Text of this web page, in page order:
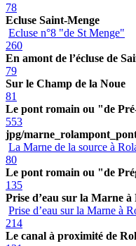
78
Ecluse Saint-Menge
Ecluse n°8 "de St Menge"
260
En amont de l’écluse de
79
Sur le Champ de la Noue
81
Le pont romain ou "de
553
jpg/
La Marne de la source à
80
Le pont romain ou "de
135
Prise d’eau sur la Marne
Prise d’eau sur la Marne à
214
Le canal à proximité de